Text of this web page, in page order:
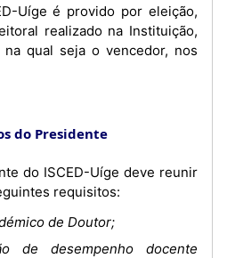
Uíge é provido por eleição,
realizado na Instituição,
qual seja o vencedor, nos
do Presidente
do ISCED-Uíge deve reunir
requisitos:
de Doutor;
de desempenho docente